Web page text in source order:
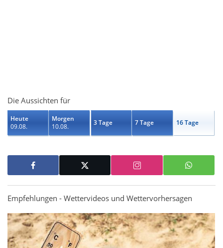
Die Aussichten für
Heute
09.08.
Morgen
10.08.
3 Tage 7 Tage 16 Tage
Empfehlungen - Wettervideos und Wettervorhersagen